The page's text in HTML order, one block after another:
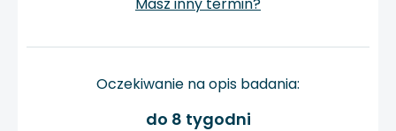
Oczekiwanie na opis badania:
do 8 tygodni